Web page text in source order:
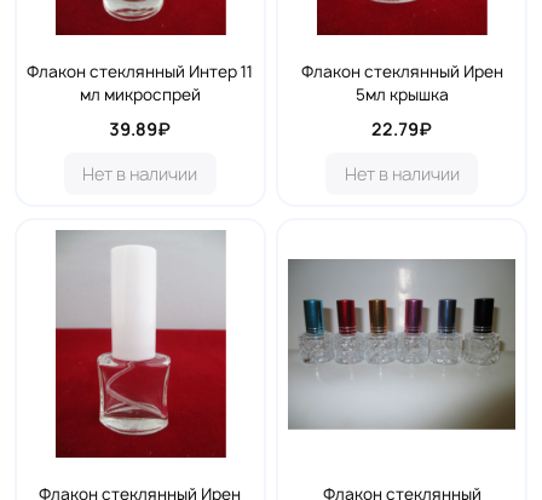
Флакон стеклянный Интер 11
мл микроспрей
39.89₽
Нет в наличии
Флакон стеклянный Ирен
5мл крышка
22.79₽
Нет в наличии
Флакон стеклянный Ирен
Флакон стеклянный